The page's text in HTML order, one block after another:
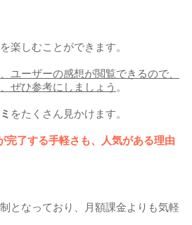
楽しむことができます。
ユーザーの感想が閲覧できるので、
ぜひ参考にしましょう 。
をたくさん見かけます。
完了する手軽さも、人気がある理由
となっており、月額課金よりも気軽